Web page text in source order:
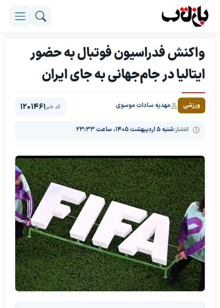
واکنش فدراسیون فوتبال به حضور
ایتالیا در جام‌جهانی به جای ایران
ورزشی مهدیه سادات موسوی
انتشار:شنبه ۵ اردیبهشت ۱۴۰۵، ساعت ۲۳:۳۳
کد خبر1201461